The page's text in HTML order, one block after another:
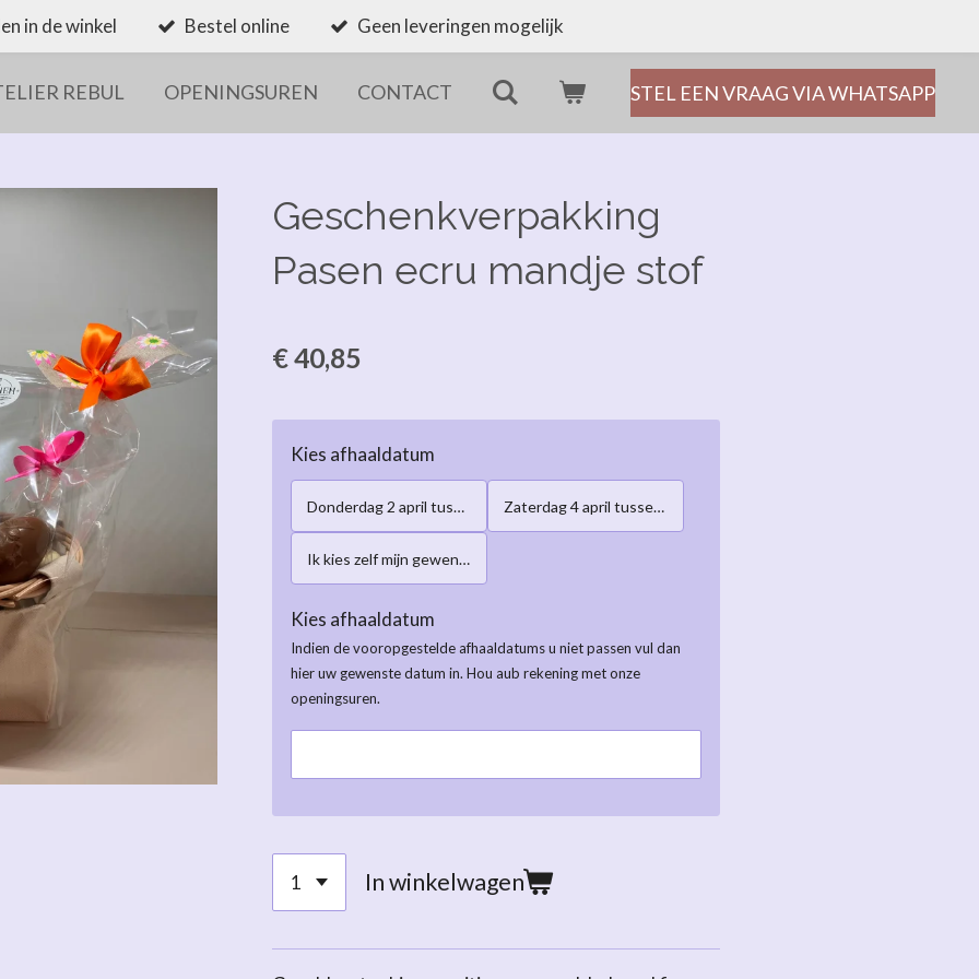
in de winkel Bestel online Geen leveringen mogelijk
REBUL OPENINGSUREN CONTACT STEL EEN VRAAG VIA WHATSAPP
Geschenkverpakking
Pasen ecru mandje stof
€ 40,85
Kies afhaaldatum
Donderdag 2 april tussen 16:00-19:00h Zaterdag 4 april tussen 10:00-12:00h
Ik kies zelf mijn gewenste afhaaldatum
Kies afhaaldatum
Indien de vooropgestelde afhaaldatums u niet passen vul dan
hier uw gewenste datum in. Hou aub rekening met onze
openingsuren.
In winkelwagen